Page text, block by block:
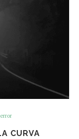
CURVA